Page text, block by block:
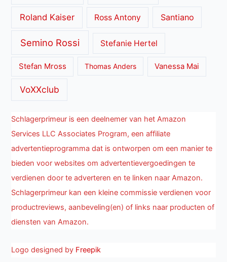
Roland Kaiser Ross Antony Santiano
Semino Rossi Stefanie Hertel
Stefan Mross Thomas Anders Vanessa Mai
VoXXclub
Schlagerprimeur is een deelnemer van het Amazon
Services LLC Associates Program, een affiliate
advertentieprogramma dat is ontworpen om een manier te
bieden voor websites om advertentievergoedingen te
verdienen door te adverteren en te linken naar Amazon.
Schlagerprimeur kan een kleine commissie verdienen voor
productreviews, aanbeveling(en) of links naar producten of
diensten van Amazon.
Logo designed by Freepik